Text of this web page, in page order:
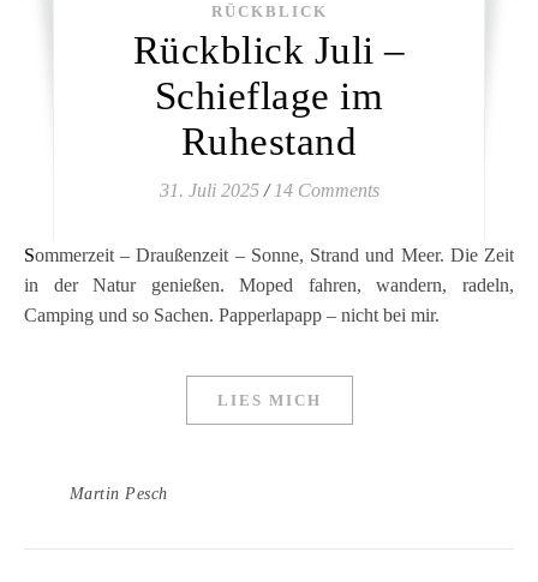
RÜCKBLICK
Rückblick Juli –
Schieflage im
Ruhestand
31. Juli 2025 / 14 Comments
Sommerzeit – Draußenzeit – Sonne, Strand und Meer. Die Zeit
in der Natur genießen. Moped fahren, wandern, radeln,
Camping und so Sachen. Papperlapapp – nicht bei mir.
LIES MICH
Martin Pesch